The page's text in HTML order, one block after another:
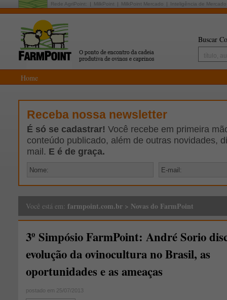
Rede AgriPoint: MilkPoint MilkPoint Mercado Inteligência de Mercado
Buscar
Home
Receba nossa newsletter
É só se cadastrar! Você recebe em primeira
conteúdo publicado, além de outras novidades,
mail. E é de graça.
Você está em: farmpoint.com.br > Novas do FarmPoint
3º Simpósio FarmPoint: André Sorio
evolução da ovinocultura no Brasil, as
oportunidades e as ameaças
postado em 25/07/2013